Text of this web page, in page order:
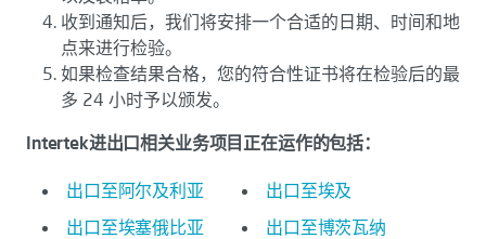
收到通知后，我们将安排一个合适的日期、时间和地
点来进行检验。
如果检查结果合格，您的符合性证书将在检验后的最
多 24 小时予以颁发。
Intertek进出口相关业务项目正在运作的包括：
出口至阿尔及利亚
出口至埃及
出口至埃塞俄比亚
出口至博茨瓦纳